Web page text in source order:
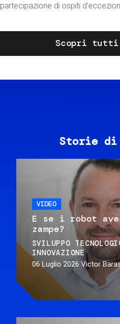
partecipazione di ospiti
Scopri
Storie
VIDEO
E se i robot
zampe?
SVILUPPO
INNOVAZIONE
06 Luglio 2026 Victor